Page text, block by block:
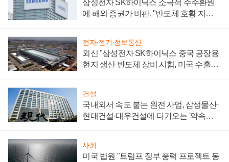
삼성전자 SK하이닉스 소극적 주주환원
에 해외 증권가 비판, "반도체 호황 지속
전자·전기·정보통신
외신 "삼성전자 SK하이닉스 중국 공장용
현지 생산 반도체 장비 시험, 미국 수출통
건설
국내외서 속도 붙는 원전 사업, 삼성물산·
현대건설·대우건설에 다가오는 '약속의
사회
미국 법원 "트럼프 정부 풍력 프로젝트 동